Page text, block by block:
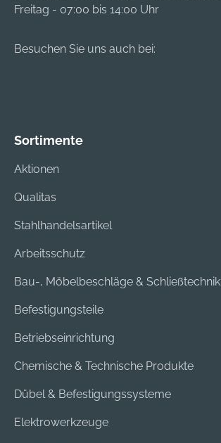
Freitag - 07:00 bis 14:00 Uhr
Besuchen Sie uns auch bei:
Sortimente
Aktionen
Qualitas
Stahlhandelsartikel
Arbeitsschutz
Bau-, Möbelbeschläge & Schließtechnik
Befestigungsteile
Betriebseinrichtung
Chemische & Technische Produkte
Dübel & Befestigungssysteme
Elektrowerkzeuge